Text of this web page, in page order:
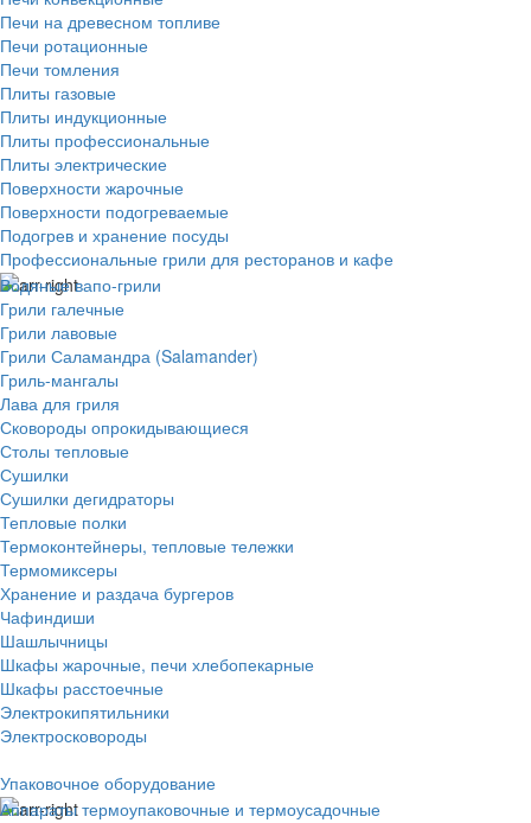
Печи на древесном топливе
Печи ротационные
Печи томления
Плиты газовые
Плиты индукционные
Плиты профессиональные
Плиты электрические
Поверхности жарочные
Поверхности подогреваемые
Подогрев и хранение посуды
Профессиональные грили для ресторанов и кафе
Водяные вапо-грили
Грили галечные
Грили лавовые
Грили Саламандра (Salamander)
Гриль-мангалы
Лава для гриля
Сковороды опрокидывающиеся
Столы тепловые
Сушилки
Сушилки дегидраторы
Тепловые полки
Термоконтейнеры, тепловые тележки
Термомиксеры
Хранение и раздача бургеров
Чафиндиши
Шашлычницы
Шкафы жарочные, печи хлебопекарные
Шкафы расстоечные
Электрокипятильники
Электросковороды
Упаковочное оборудование
Аппараты термоупаковочные и термоусадочные